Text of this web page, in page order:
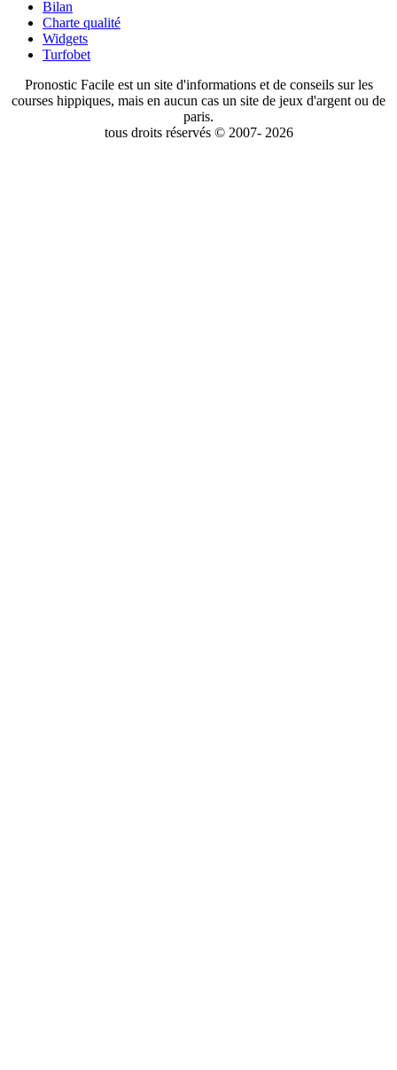
Bilan
Charte qualité
Widgets
Turfobet
Pronostic Facile est un site d'informations et de conseils sur les
courses hippiques, mais en aucun cas un site de jeux d'argent ou de
paris.
tous droits réservés © 2007- 2026